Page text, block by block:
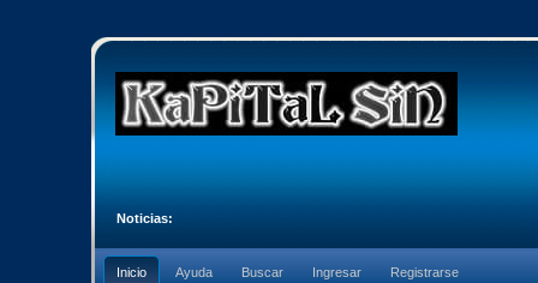
Noticias:
Inicio Ayuda Buscar Ingresar Registrarse